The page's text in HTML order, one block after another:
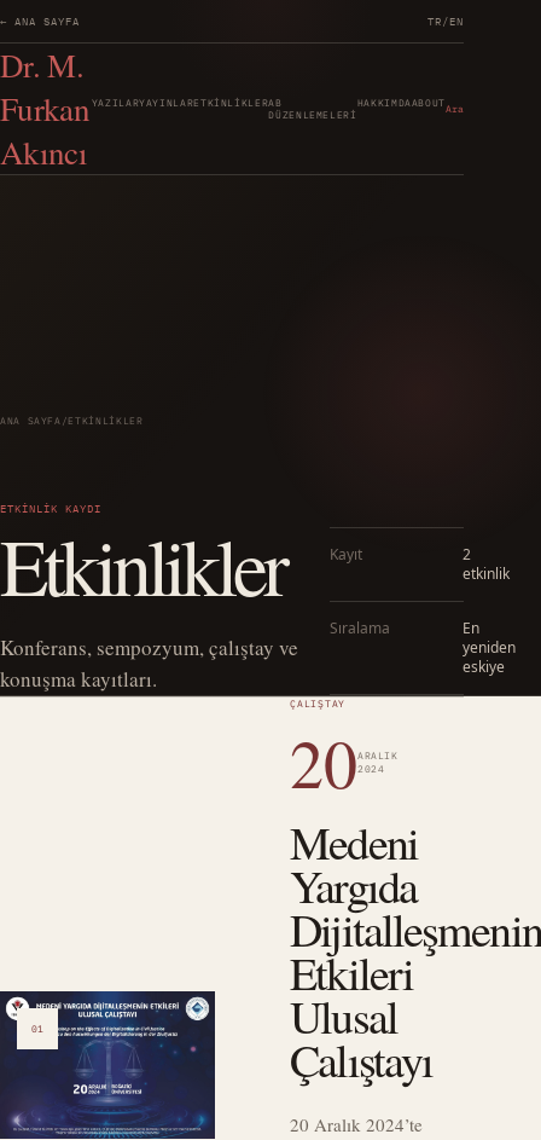
← ANA SAYFA TR/EN
Dr. M.
Furkan
Akıncı
YAZILARYAYINLARETKINLIKLERAB
DÜZENLEMELERI
HAKKIMDAABOUTAra
ANA SAYFA /ETKINLIKLER
ETKINLIK KAYDI
Etkinlikler
Konferans, sempozyum, çalıştay ve
konuşma kayıtları.
Kayıt
2
etkinlik
Sıralama
En
yeniden
eskiye
01
ÇALIŞTAY
20ARALIK
2024
Medeni
Yargıda
Dijitalleşmenin
Etkileri
Ulusal
Çalıştayı
20 Aralık 2024’te